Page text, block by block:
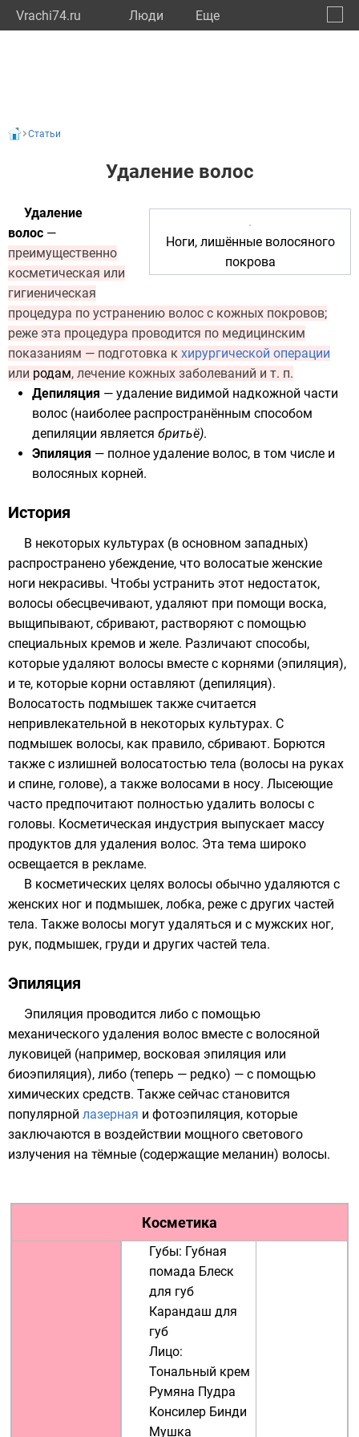
Vrachi74.ru Люди Eще
Статьи
Удаление волос
Ноги, лишённые волосяного
покрова
Удаление
волос —
преимущественно
косметическая или
гигиеническая
процедура по устранению волос с кожных покровов;
реже эта процедура проводится по медицинским
показаниям — подготовка к хирургической операции
или родам, лечение кожных заболеваний и т. п.
Депиляция — удаление видимой надкожной части
волос (наиболее распространённым способом
депиляции является бритьё).
Эпиляция — полное удаление волос, в том числе и
волосяных корней.
История
В некоторых культурах (в основном западных)
распространено убеждение, что волосатые женские
ноги некрасивы. Чтобы устранить этот недостаток,
волосы обесцвечивают, удаляют при помощи воска,
выщипывают, сбривают, растворяют с помощью
специальных кремов и желе. Различают способы,
которые удаляют волосы вместе с корнями (эпиляция),
и те, которые корни оставляют (депиляция).
Волосатость подмышек также считается
непривлекательной в некоторых культурах. С
подмышек волосы, как правило, сбривают. Борются
также с излишней волосатостью тела (волосы на руках
и спине, голове), а также волосами в носу. Лысеющие
часто предпочитают полностью удалить волосы с
головы. Косметическая индустрия выпускает массу
продуктов для удаления волос. Эта тема широко
освещается в рекламе.
В косметических целях волосы обычно удаляются с
женских ног и подмышек, лобка, реже с других частей
тела. Также волосы могут удаляться и с мужских ног,
рук, подмышек, груди и других частей тела.
Эпиляция
Эпиляция проводится либо с помощью
механического удаления волос вместе с волосяной
луковицей (например, восковая эпиляция или
биоэпиляция), либо (теперь — редко) — с помощью
химических средств. Также сейчас становится
популярной лазерная и фотоэпиляция, которые
заключаются в воздействии мощного светового
излучения на тёмные (содержащие меланин) волосы.
Косметика
Губы: Губная
помада Блеск
для губ
Карандаш для
губ
Лицо:
Тональный крем
Румяна Пудра
Консилер Бинди
Мушка